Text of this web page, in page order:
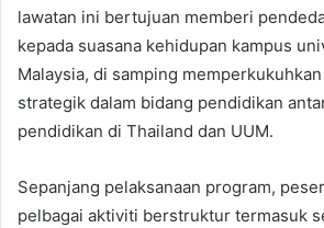
lawatan ini bertujuan memberi
kepada suasana kehidupan kampus
Malaysia, di samping
strategik dalam bidang pendidikan
pendidikan di Thailand dan UUM.
Sepanjang pelaksanaan program,
pelbagai aktiviti berstruktur termasuk